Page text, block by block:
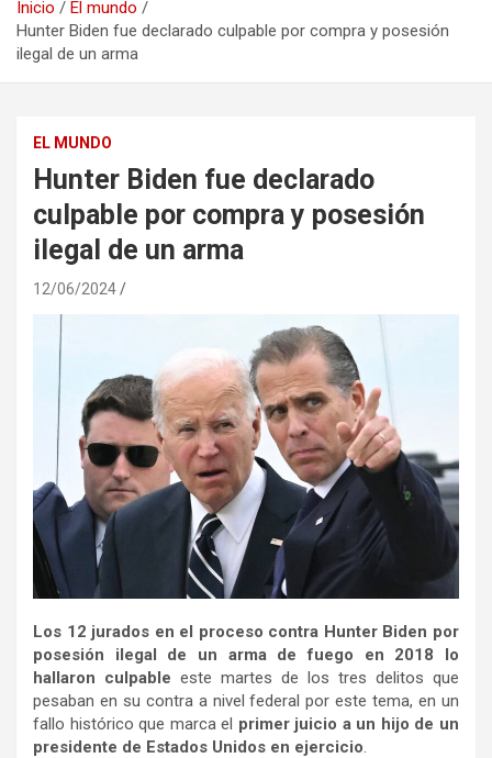
Inicio
El mundo
Hunter Biden fue declarado culpable por compra y posesión
ilegal de un arma
EL MUNDO
Hunter Biden fue declarado
culpable por compra y posesión
ilegal de un arma
12/06/2024
Los 12 jurados en el proceso contra Hunter Biden por
posesión ilegal de un arma de fuego en 2018 lo
hallaron culpable este martes de los tres delitos que
pesaban en su contra a nivel federal por este tema, en un
fallo histórico que marca el primer juicio a un hijo de un
presidente de Estados Unidos en ejercicio.